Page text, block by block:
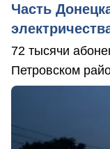
Часть
72 тысячи
Петровском